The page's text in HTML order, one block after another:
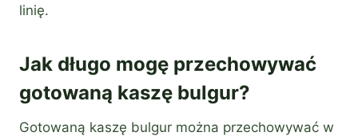
linię.
Jak długo mogę przechowywać
gotowaną kaszę bulgur?
Gotowaną kaszę bulgur można przechowywać w